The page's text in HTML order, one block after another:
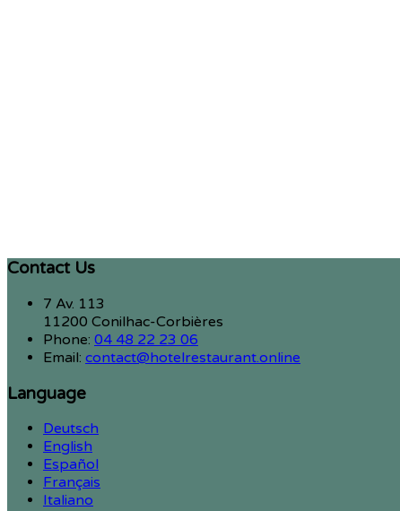
Contact Us
7 Av. 113
11200 Conilhac-Corbières
Phone: 04 48 22 23 06
Email: contact@hotelrestaurant.online
Language
Deutsch
English
Español
Français
Italiano